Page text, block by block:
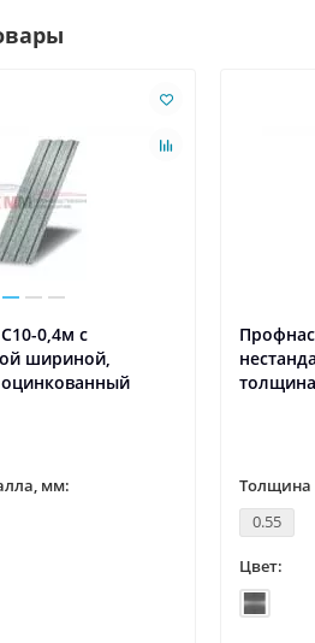
0,4м с
шириной,
мм: Толщина
0.55
Цвет: